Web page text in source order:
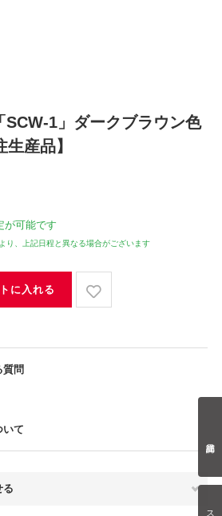
SCW-1」ダークブラウン色
産品】
が可能です
り、上記日程と異なる場合がございます
に入れる
質問
いて
る